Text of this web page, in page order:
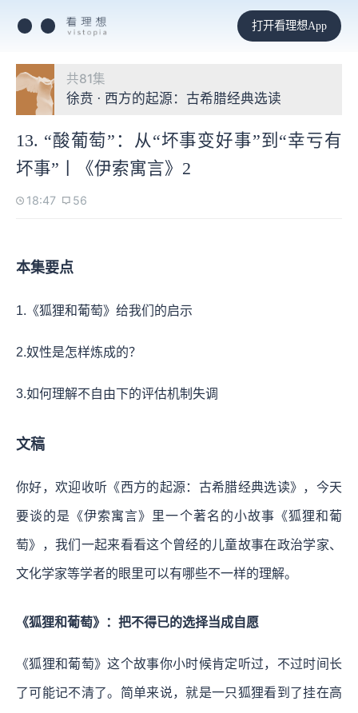
打开看理想App
共81集
徐贲 · 西方的起源：古希腊经典选读
13. “酸葡萄”：从“坏事变好事”到“幸亏有
坏事”丨《伊索寓言》2
18:47 56
本集要点
1.《狐狸和葡萄》给我们的启示
2.奴性是怎样炼成的？
3.如何理解不自由下的评估机制失调
文稿
你好，欢迎收听《西方的起源：古希腊经典选读》，今天
要谈的是《伊索寓言》里一个著名的小故事《狐狸和葡
萄》，我们一起来看看这个曾经的儿童故事在政治学家、
文化学家等学者的眼里可以有哪些不一样的理解。
《狐狸和葡萄》：把不得已的选择当成自愿
《狐狸和葡萄》这个故事你小时候肯定听过，不过时间长
了可能记不清了。简单来说，就是一只狐狸看到了挂在高